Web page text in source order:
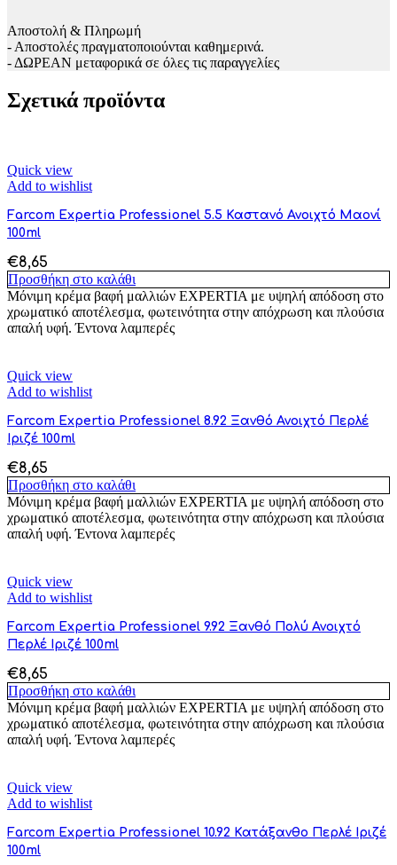
Αποστολή & Πληρωμή
- Αποστολές πραγματοποιούνται καθημερινά.
- ΔΩΡΕΑΝ μεταφορικά σε όλες τις παραγγελίες
Σχετικά προϊόντα
Quick view
Add to wishlist
Farcom Expertia Professionel 5.5 Καστανό Ανοιχτό Μαονί
100ml
€8,65
Προσθήκη στο καλάθι
Μόνιμη κρέμα βαφή μαλλιών EXPERTIA με υψηλή απόδοση στο
χρωματικό αποτέλεσμα, φωτεινότητα στην απόχρωση και πλούσια
απαλή υφή. Έντονα λαμπερές
Quick view
Add to wishlist
Farcom Expertia Professionel 8.92 Ξανθό Ανοιχτό Περλέ
Ιριζέ 100ml
€8,65
Προσθήκη στο καλάθι
Μόνιμη κρέμα βαφή μαλλιών EXPERTIA με υψηλή απόδοση στο
χρωματικό αποτέλεσμα, φωτεινότητα στην απόχρωση και πλούσια
απαλή υφή. Έντονα λαμπερές
Quick view
Add to wishlist
Farcom Expertia Professionel 9.92 Ξανθό Πολύ Ανοιχτό
Περλέ Ιριζέ 100ml
€8,65
Προσθήκη στο καλάθι
Μόνιμη κρέμα βαφή μαλλιών EXPERTIA με υψηλή απόδοση στο
χρωματικό αποτέλεσμα, φωτεινότητα στην απόχρωση και πλούσια
απαλή υφή. Έντονα λαμπερές
Quick view
Add to wishlist
Farcom Expertia Professionel 10.92 Κατάξανθο Περλέ Ιριζέ
100ml